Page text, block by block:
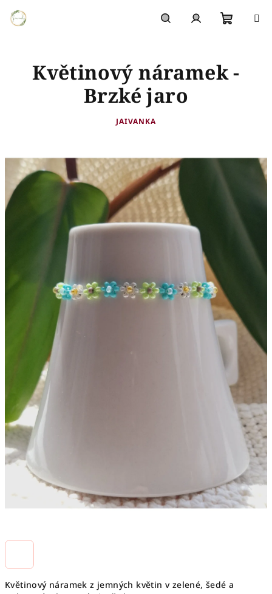
obsah
košík
Květinový náramek z jemných květin v zelené, šedé a
Květinový náramek -
Brzké jaro
JAIVANKA